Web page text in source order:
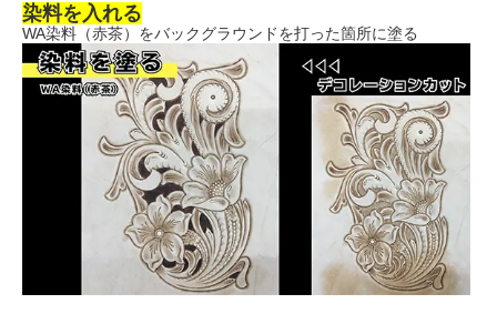
染料を入れる
WA染料（赤茶）をバックグラウンドを打った箇所に塗る